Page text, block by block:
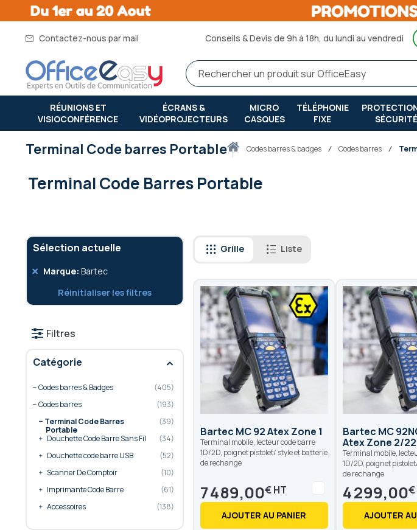
Contactez-nous par mail Conseils & Devis de 9h à 18h, du lundi au vendredi
RÉUNIONS ET
VISIOCONFÉRENCE
ÉCRANS &
VIDÉOPROJECTEURS
MICRO
CASQUES
TÉLÉPHONIE
FIXE
SÉCURITÉ
Accueilcodes barres & badges Codes barres
Terminal Code barres Portable
Terminal Code Barres Portable
Grille Liste
Bartec MC 92 Atex Zone 1
Terminal mobile, lecteur code barre
1D/2D, poignet pistolet/ style et batterie
de rechange
7 489,00€
AJOUTER AU PANIER
Bartec MC
Atex Zone 2/22
Terminal mobile,
1D/2D, poignet
de rechange
4 299,00€
AJOUTER
Sélection actuelle
Marque Bartec
Retirer
élément
Réinitialiser les filtres
Filtres
Catégorie
Codes barres & Badges
405
Codes barres
193
Terminal Code Barres
Portable
39
Douchette Code Barre Sans Fil
34
Douchette code barre USB
52
Scanner De Comptoir
10
Imprimante Code Barre
61
Accessoires
138